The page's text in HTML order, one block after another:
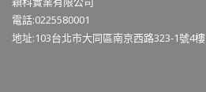
電話:0225580001
地址:103台北市大同區南京西路323-1號4樓